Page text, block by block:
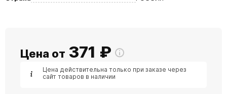
Цена от 371 ₽
Цена действительна только при заказе через
сайт товаров в наличии